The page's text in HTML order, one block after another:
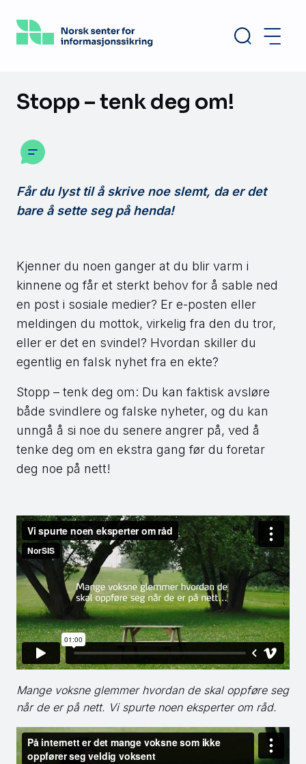
hovedinnhold
Stopp – tenk deg om!
Får du lyst til å skrive noe slemt, da er det
bare å sette seg på henda!
Kjenner du noen ganger at du blir varm i
kinnene og får et sterkt behov for å sable ned
en post i sosiale medier? Er e-posten eller
meldingen du mottok, virkelig fra den du tror,
eller er det en svindel? Hvordan skiller du
egentlig en falsk nyhet fra en ekte?
Stopp – tenk deg om: Du kan faktisk avsløre
både svindlere og falske nyheter, og du kan
unngå å si noe du senere angrer på, ved å
tenke deg om en ekstra gang før du foretar
deg noe på nett!
Mange voksne glemmer hvordan de skal oppføre seg
når de er på nett. Vi spurte noen eksperter om råd.